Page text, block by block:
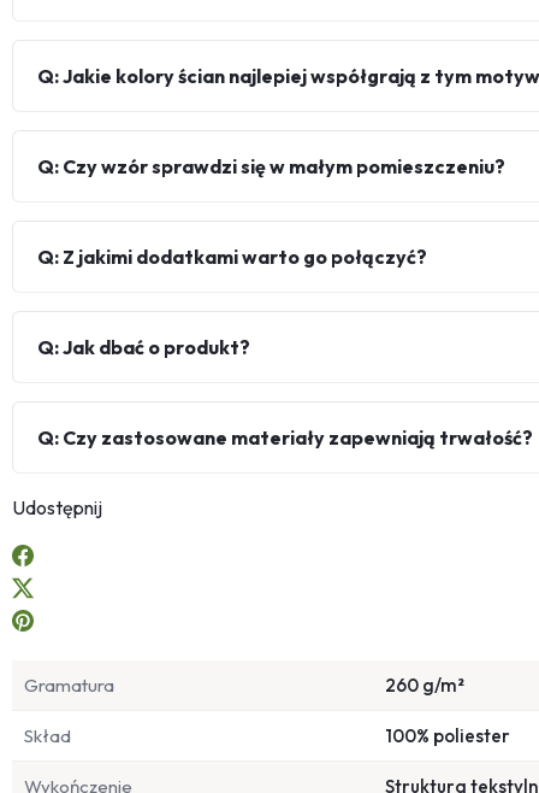
Q: Jakie kolory ścian najlepiej współgrają z tym
Q: Czy wzór sprawdzi się w małym pomieszczeniu?
Q: Z jakimi dodatkami warto go połączyć?
Q: Jak dbać o produkt?
Q: Czy zastosowane materiały zapewniają trwałość?
Udostępnij
Gramatura 260 g/m²
Skład 100% poliester
Wykończenie Struktura